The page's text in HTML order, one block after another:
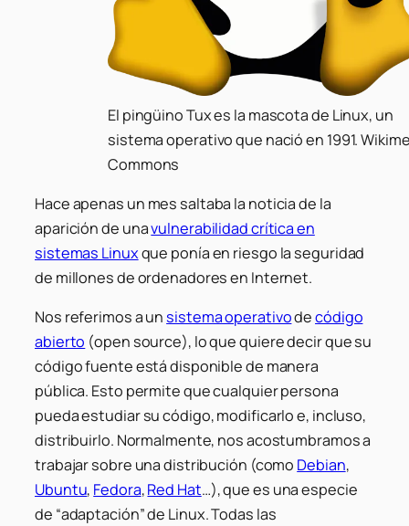
El pingüino Tux es la mascota de Linux, un
sistema operativo que nació en 1991.
Commons
Hace apenas un mes saltaba la noticia de la
aparición de unavulnerabilidad crítica en
sistemas Linuxque ponía en riesgo la seguridad
de millones de ordenadores en Internet.
Nos referimos a un sistema operativodecódigo
abierto (open source), lo que quiere decir que su
código fuente está disponible de manera
pública. Esto permite que cualquier persona
pueda estudiar su código, modificarlo e, incluso,
distribuirlo. Normalmente, nos acostumbramos a
trabajar sobre una distribución (como Debian,
Ubuntu, Fedora,Red Hat…), que es una especie
de “adaptación” de Linux. Todas las